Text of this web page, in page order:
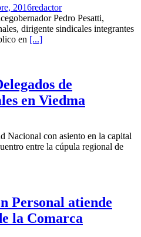
2016redactor
Pedro Pesatti,
dirigente sindicales integrantes
en [...]
de
en Viedma
Nacional con asiento en la capital
entre la cúpula regional de
Personal atiende
la Comarca